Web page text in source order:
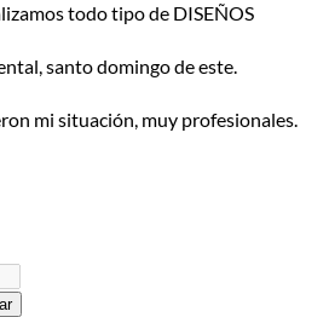
todo tipo de DISEÑOS
santo domingo de este.
mi situación, muy profesionales.